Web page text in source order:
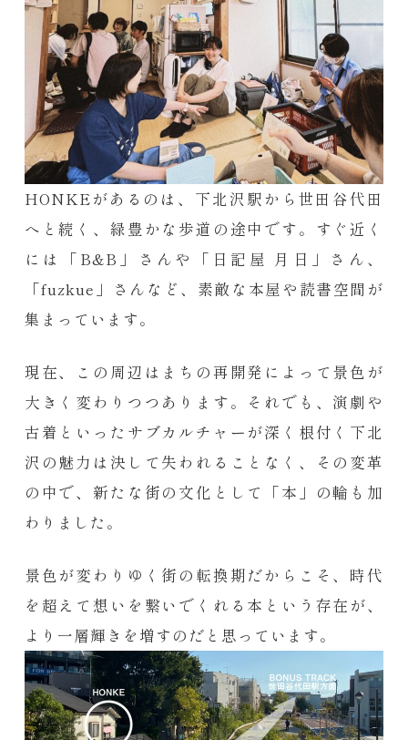
HONKEがあるのは、下北沢駅から世田谷代田
へと続く、緑豊かな歩道の途中です。すぐ近く
には「B&B」さんや「日記屋 月日」さん、
「fuzkue」さんなど、素敵な本屋や読書空間が
集まっています。
現在、この周辺はまちの再開発によって景色が
大きく変わりつつあります。それでも、演劇や
古着といったサブカルチャーが深く根付く下北
沢の魅力は決して失われることなく、その変革
の中で、新たな街の文化として「本」の輪も加
わりました。
景色が変わりゆく街の転換期だからこそ、時代
を超えて想いを繋いでくれる本という存在が、
より一層輝きを増すのだと思っています。